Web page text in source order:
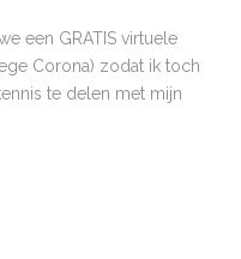
een GRATIS virtuele
Corona) zodat ik toch
te delen met mijn